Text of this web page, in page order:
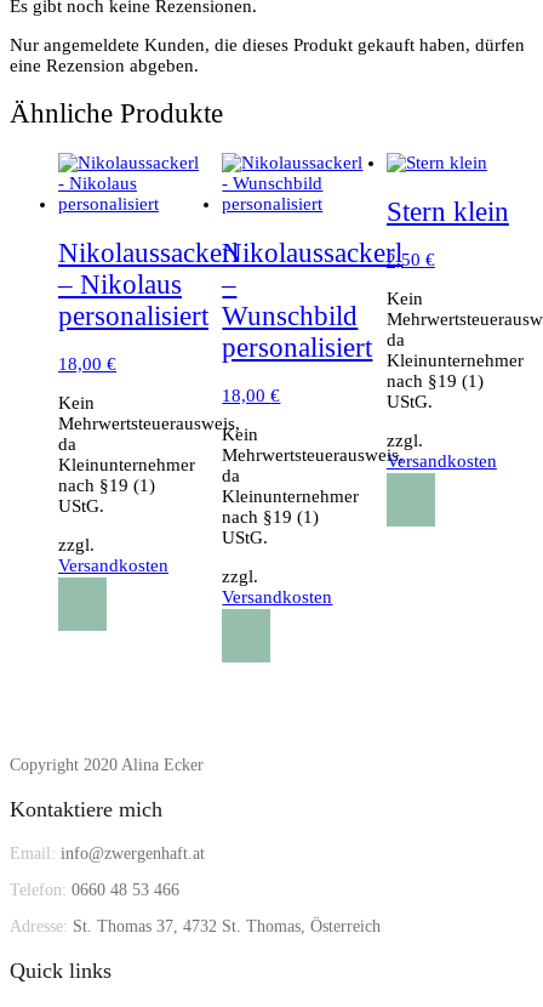
Es gibt noch keine Rezensionen.
Nur angemeldete Kunden, die dieses Produkt gekauft haben, dürfen
eine Rezension abgeben.
Ähnliche Produkte
Nikolaussackerl
– Nikolaus
personalisiert
18,00 €
Kein
Mehrwertsteuerausweis,
da
Kleinunternehmer
nach §19 (1)
UStG.
zzgl.
Versandkosten
Nikolaussackerl
–
Wunschbild
personalisiert
18,00€
Kein
Mehrwertsteuerausweis,
da
Kleinunternehmer
nach §19 (1)
UStG.
zzgl.
Versandkosten
Stern klein
2,50 €
Kein
da
Kleinunternehmer
nach §19 (1)
UStG.
zzgl.
Versandkosten
Copyright 2020 Alina Ecker
Kontaktiere mich
Email: info@zwergenhaft.at
Telefon: 0660 48 53 466
Adresse: St. Thomas 37, 4732 St. Thomas, Österreich
Quick links